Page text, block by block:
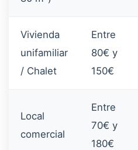
Vivienda
unifamiliar
/ Chalet
Entre
80€ y
150€
Local
comercial
Entre
70€ y
180€